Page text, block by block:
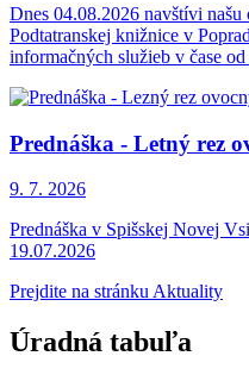
Dnes 04.08.2026 navštívi
Podtatranskej knižnice v
informačných služieb v čase
Prednáška - Letný rez
9. 7. 2026
Prednáška v Spišskej Novej
19.07.2026
Prejdite na stránku Aktuality
Úradná tabuľa